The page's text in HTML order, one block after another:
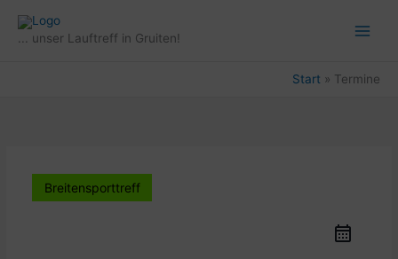
Inhalt
... unser Lauftreff in Gruiten!
Start Termine
Breitensporttreff